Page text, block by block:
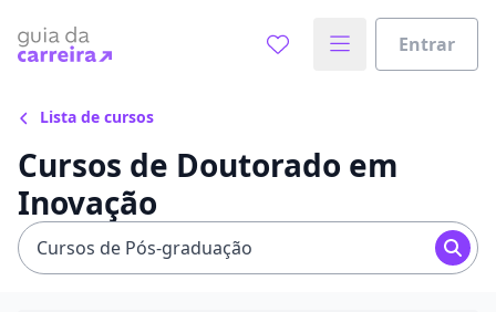
Entrar
Lista de cursos
Cursos de Doutorado em
Inovação
Cursos de Pós-graduação